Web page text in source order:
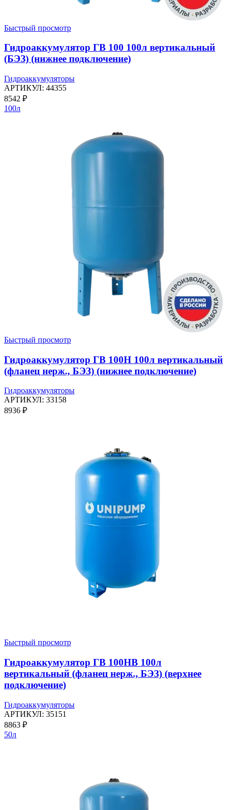
Быстрый просмотр
Гидроаккумулятор ГВ 100 100л вертикальный
(БЭЗ) (нижнее подключение)
Гидроаккумуляторы
АРТИКУЛ: 44355
8542 ₽
100л
Быстрый просмотр
Гидроаккумулятор ГВ 100Н 100л вертикальный
(фланец нерж., БЭЗ) (нижнее подключение)
Гидроаккумуляторы
АРТИКУЛ: 33158
8936 ₽
Быстрый просмотр
Гидроаккумулятор ГВ 100НВ 100л
вертикальный (фланец нерж., БЭЗ) (верхнее
подключение)
Гидроаккумуляторы
АРТИКУЛ: 35151
8863 ₽
50л